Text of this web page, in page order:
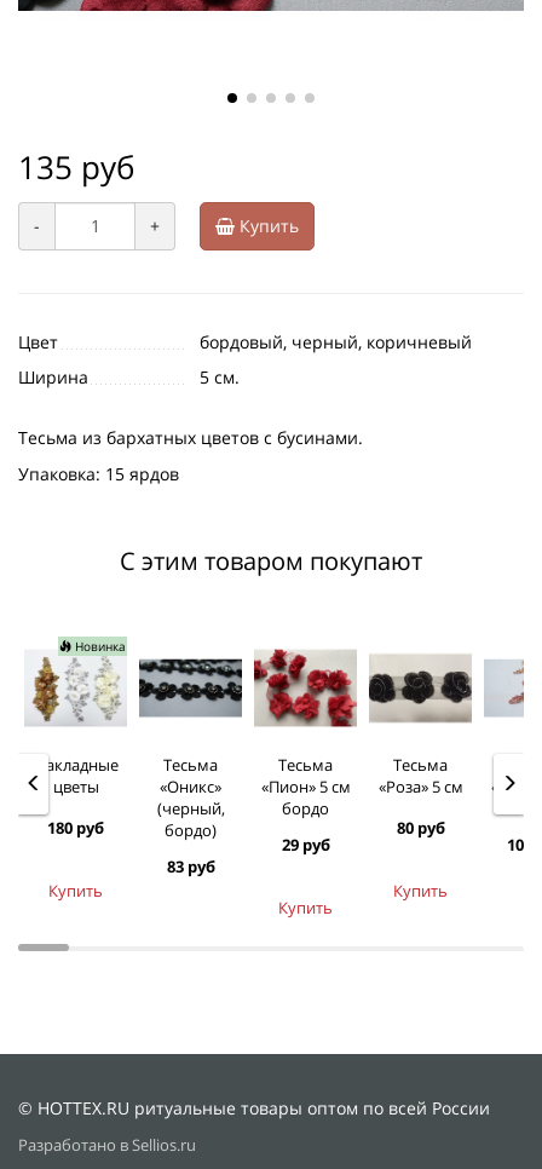
135 руб
- + Купить
Цвет
бордовый, черный, коричневый
Ширина
5 см.
Тесьма из бархатных цветов с бусинами.
Упаковка: 15 ярдов
С этим товаром покупают
Новинка
Накладные
цветы
180 руб
Купить
Тесьма
«Оникс»
(черный,
бордо)
83 руб
Тесьма
«Пион» 5 см
бордо
29 руб
Купить
Тесьма
«Роза» 5 см
80 руб
Купить
105
© HOTTEX.RU ритуальные товары оптом по всей России
Разработано в Sellios.ru